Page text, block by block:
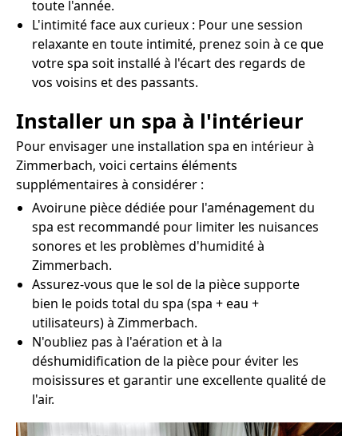
toute l'année.
L'intimité face aux curieux : Pour une session
relaxante en toute intimité, prenez soin à ce que
votre spa soit installé à l'écart des regards de
vos voisins et des passants.
Installer un spa à l'intérieur
Pour envisager une installation spa en intérieur à
Zimmerbach, voici certains éléments
supplémentaires à considérer :
Avoirune pièce dédiée pour l'aménagement du
spa est recommandé pour limiter les nuisances
sonores et les problèmes d'humidité à
Zimmerbach.
Assurez-vous que le sol de la pièce supporte
bien le poids total du spa (spa + eau +
utilisateurs) à Zimmerbach.
N'oubliez pas à l'aération et à la
déshumidification de la pièce pour éviter les
moisissures et garantir une excellente qualité de
l'air.